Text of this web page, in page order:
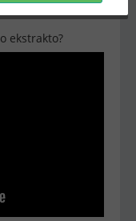
ekstrakto?